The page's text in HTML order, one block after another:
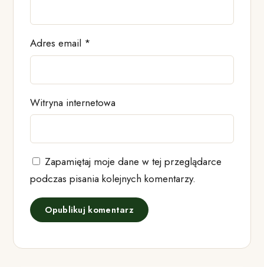
Adres email *
Witryna internetowa
Zapamiętaj moje dane w tej przeglądarce
podczas pisania kolejnych komentarzy.